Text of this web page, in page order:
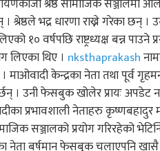
श्रेष्ठ सामाजिक सञ्जालमा
भद्र धारणा राख्ने गरेका छन् ।
१० वर्षपछि राष्ट्रध्यक्ष बन्न
लिएका थिए । nksthaprakash
माओवादी केन्द्रका नेता तथा पूर्व
। उनी फेसबुक खोलेर प्रायः अपडेट
प्रभावशाली नेताहरु
सञ्जालको प्रयोग गरिरहेको
नेता बर्षमान फेसबुक चलाएपनि खासै